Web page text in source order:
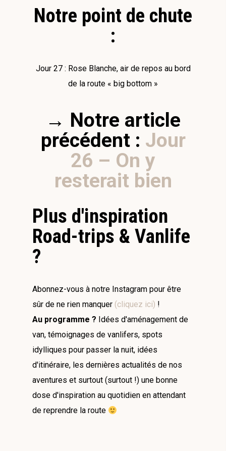
Notre point de chute
:
Jour 27 : Rose Blanche, air de repos au bord
de la route « big bottom »
→ Notre article
précédent : Jour
26 – On y
resterait bien
Plus d'inspiration
Road-trips & Vanlife
?
Abonnez-vous à notre Instagram pour être
sûr de ne rien manquer (cliquez ici) !
Au programme ? Idées d'aménagement de
van, témoignages de vanlifers, spots
idylliques pour passer la nuit, idées
d'itinéraire, les dernières actualités de nos
aventures et surtout (surtout !) une bonne
dose d'inspiration au quotidien en attendant
de reprendre la route